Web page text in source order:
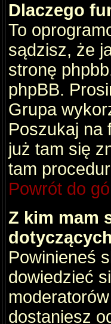
Dlaczego
To
sądzisz, że
stronę
phpBB.
Grupa
Poszukaj na
już tam się
tam
Powrót do
Z kim mam
Powinieneś
dowiedzieć
dostaniesz